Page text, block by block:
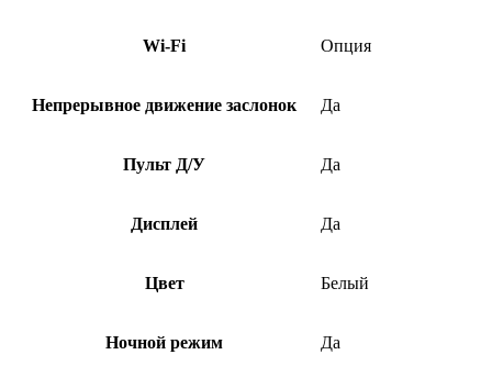
Wi-Fi Опция
Непрерывное движение заслонок Да
Пульт Д/У Да
Дисплей Да
Цвет Белый
Ночной режим Да